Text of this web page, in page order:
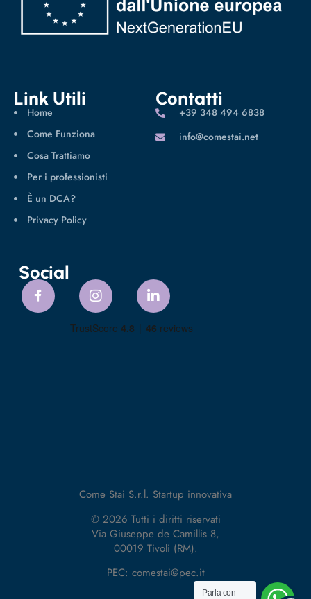
Link Utili
Home
Come Funziona
Cosa Trattiamo
Per i professionisti
È un DCA?
Privacy Policy
Contatti
‪+39 348 494 6838
info@comestai.net
Social
Come Stai S.r.l. Startup innovativa
© 2026 Tutti i diritti riservati
Via Giuseppe de Camillis 8,
00019 Tivoli (RM).
PEC: comestai@pec.it
Parla con